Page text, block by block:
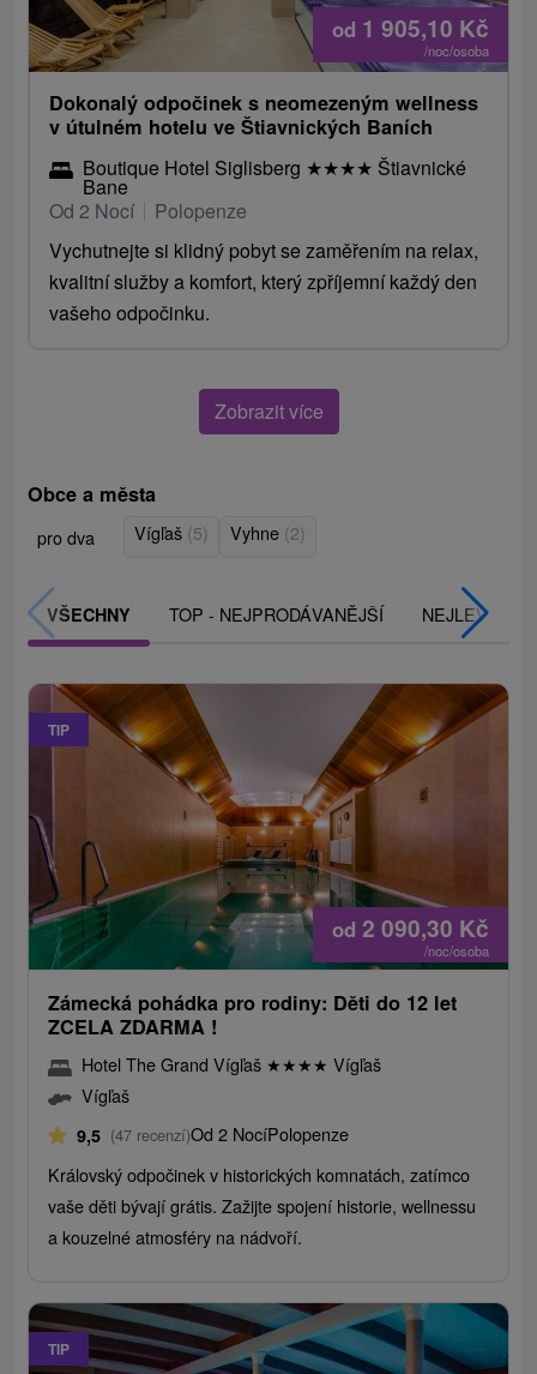
od 1 905,10 Kč
/noc/osoba
Dokonalý odpočinek s neomezeným wellness
v útulném hotelu ve Štiavnických Baních
Boutique Hotel Siglisberg ★★★★ Štiavnické
Bane
Od 2 Nocí
Polopenze
Vychutnejte si klidný pobyt se zaměřením na relax,
kvalitní služby a komfort, který zpříjemní každý den
vašeho odpočinku.
Zobrazit více
Obce a města
pro dva Vígľaš (5) Vyhne (2)
VŠECHNY TOP - NEJPRODÁVANĚJŠÍ NEJLEVNĚJŠÍ
TIP
od 2 090,30 Kč
/noc/osoba
Zámecká pohádka pro rodiny: Děti do 12 let
ZCELA ZDARMA !
Hotel The Grand Vígľaš ★★★★ Vígľaš
Vígľaš
9,5 (47 recenzí)Od 2 NocíPolopenze
Královský odpočinek v historických komnatách, zatímco
vaše děti bývají grátis. Zažijte spojení historie, wellnessu
a kouzelné atmosféry na nádvoří.
TIP